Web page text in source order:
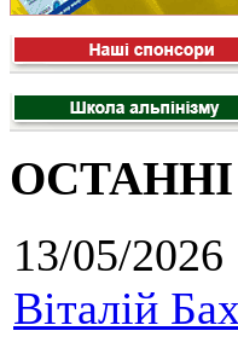
13/05/2026
Віталій